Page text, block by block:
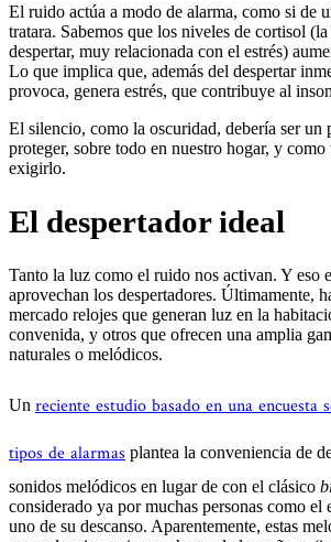
El ruido actúa a modo de alarma, como si de
tratara. Sabemos que los niveles de cortisol
despertar, muy relacionada con el estrés)
Lo que implica que, además del despertar
provoca, genera estrés, que contribuye al
El silencio, como la oscuridad, debería ser un
proteger, sobre todo en nuestro hogar, y como
exigirlo.
El despertador ideal
Tanto la luz como el ruido nos activan. Y eso
aprovechan los despertadores. Últimamente,
mercado relojes que generan luz en la
convenida, y otros que ofrecen una amplia
naturales o melódicos.
Un reciente estudio basado en una encuesta
tipos de alarmas plantea la conveniencia de
sonidos melódicos en lugar de con el clásico
considerado ya por muchas personas como el
uno de su descanso. Aparentemente, estas